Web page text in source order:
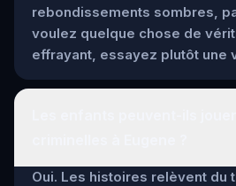
rebondissements sombres,
voulez quelque chose de
effrayant, essayez plutôt une
Oui. Les histoires relèvent du